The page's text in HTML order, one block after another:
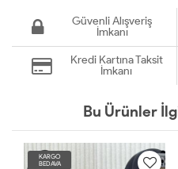
Güvenli Alışveriş
İmkanı
Kredi Kartına Taksit
İmkanı
Bu Ürünler
KARGO
BEDAVA